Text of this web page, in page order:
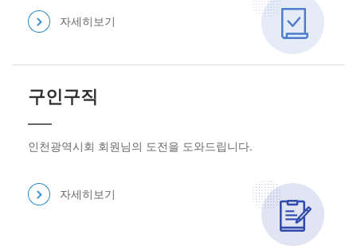
자세히보기
구인구직
인천광역시회 회원님의 도전을 도와드립니다.
자세히보기